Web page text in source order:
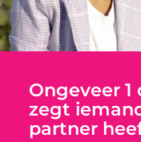
Ongeveer 1
zegt
partner